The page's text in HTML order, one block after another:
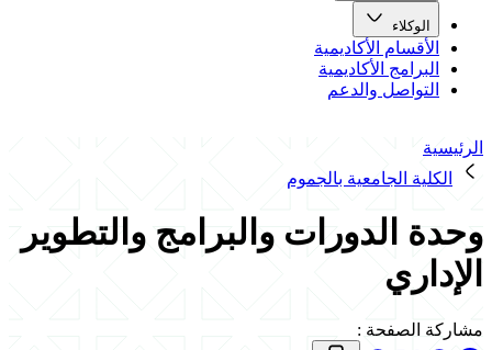
الوكلاء
الأقسام الأكاديمية
البرامج الأكاديمية
التواصل والدعم
الرئيسية
الكلية الجامعية بالجموم
وحدة الدورات والبرامج والتطوير
الإداري
مشاركة الصفحة :